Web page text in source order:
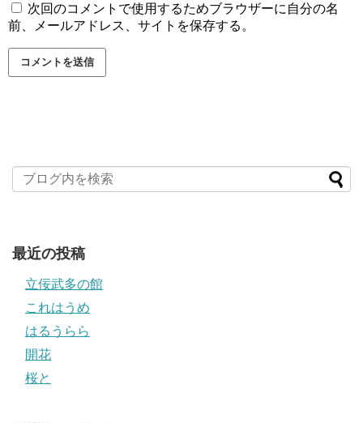
次回のコメントで使用するためブラウザーに自分の名
前、メールアドレス、サイトを保存する。
最近の投稿
立佞武多の館
これはうめ
はるうらら
開花
桜と